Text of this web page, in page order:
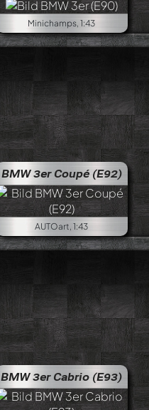
Minichamps, 1:43
BMW 3er Coupé (E92)
AUTOart, 1:43
BMW 3er Cabrio (E93)